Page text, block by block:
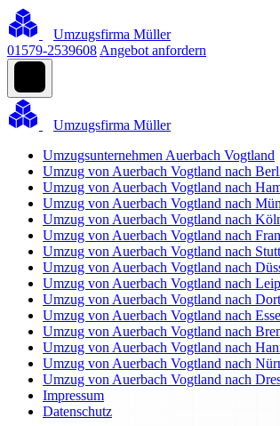
Umzugsfirma Müller
01579-2539608 Angebot anfordern
Umzugsfirma Müller
Umzugsunternehmen Auerbach Vogtland
Umzug von Auerbach Vogtland nach
Umzug von Auerbach Vogtland nach
Umzug von Auerbach Vogtland nach
Umzug von Auerbach Vogtland nach
Umzug von Auerbach Vogtland nach
Umzug von Auerbach Vogtland nach
Umzug von Auerbach Vogtland nach
Umzug von Auerbach Vogtland nach
Umzug von Auerbach Vogtland nach
Umzug von Auerbach Vogtland nach
Umzug von Auerbach Vogtland nach
Umzug von Auerbach Vogtland nach
Umzug von Auerbach Vogtland nach
Umzug von Auerbach Vogtland nach
Impressum
Datenschutz